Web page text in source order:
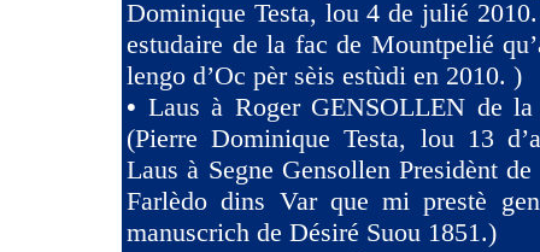
Dominique Testa, lou 4 de julié
estudaire de la fac de Mountpelié
lengo d’Oc pèr sèis estùdi en 2010. )
• Laus à Roger GENSOLLEN de la
(Pierre Dominique Testa, lou 13
Laus à Segne Gensollen Presidènt
Farlèdo dins Var que mi prestè
manuscrich de Désiré Suou 1851.)